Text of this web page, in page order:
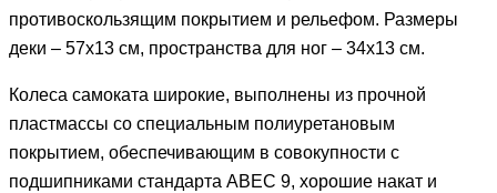
противоскользящим покрытием и рельефом. Размеры
деки – 57х13 см, пространства для ног – 34х13 см.
Колеса самоката широкие, выполнены из прочной
пластмассы со специальным полиуретановым
покрытием, обеспечивающим в совокупности с
подшипниками стандарта ABEC 9, хорошие накат и